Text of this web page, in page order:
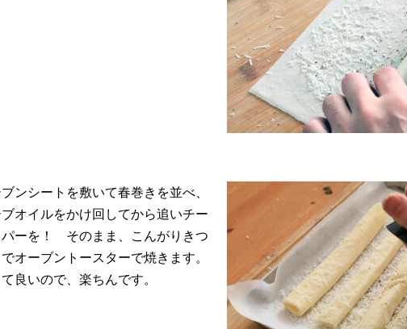
ンシートを敷いて春巻きを並べ、
オイルをかけ回してから追いチー
パーを！ そのまま、こんがりきつ
オーブントースターで焼きます。
良いので、楽ちんです。